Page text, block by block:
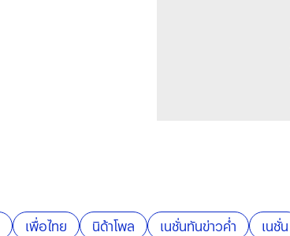
เพื่อไทย นิด้าโพล เนชั่นทันข่าวค่ำ เนชั่น